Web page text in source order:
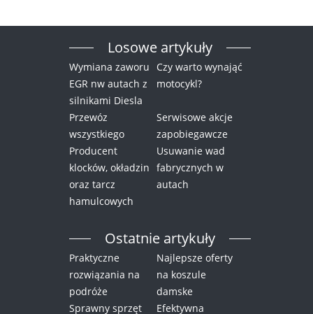
Losowe artykuły
Wymiana zaworu
EGR nw autach z
silnikami Diesla
Czy warto wynająć
motocykl?
Przewóz
wszystkiego
Serwisowe akcje
zapobiegawcze
Producent
klocków, okładzin
oraz tarcz
hamulcowych
Usuwanie wad
fabrycznych w
autach
Ostatnie artykuły
Praktyczne
rozwiązania na
podróże
Najlepsze oferty
na koszule
damske
Sprawny sprzęt
Efektywna